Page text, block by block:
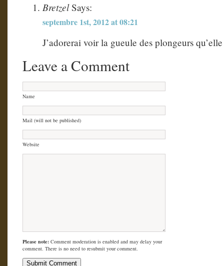
BretzelSays:
septembre 1st, 2012 at 08:21
J’adorerai voir la gueule des plongeurs
Leave a Comment
Name
Mail (will not be published)
Website
Please note: Comment moderation is enabled and may delay your
comment. There is no need to resubmit your comment.